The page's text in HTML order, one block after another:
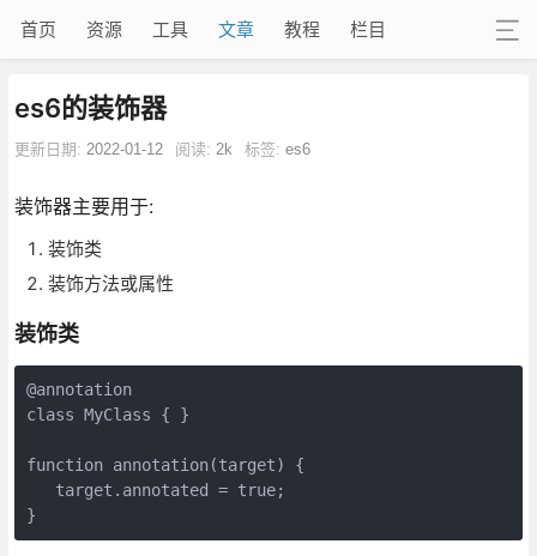
首页 资源 工具 文章 教程 栏目
es6的装饰器
更新日期: 2022-01-12 阅读: 2k 标签: es6
装饰器主要用于:
装饰类
装饰方法或属性
装饰类
@annotation
class MyClass { }
function annotation(target) {
   target.annotated = true;
}